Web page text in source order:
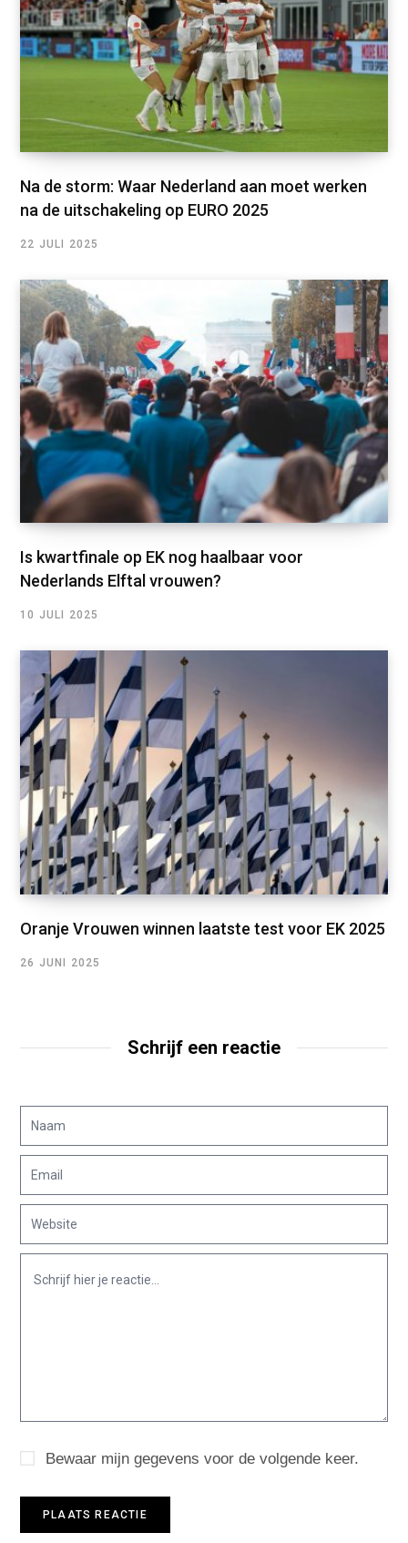
Na de storm: Waar Nederland aan moet werken
na de uitschakeling op EURO 2025
22 JULI 2025
Is kwartfinale op EK nog haalbaar voor
Nederlands Elftal vrouwen?
10 JULI 2025
Oranje Vrouwen winnen laatste test voor EK 2025
26 JUNI 2025
Schrijf een reactie
Bewaar mijn gegevens voor de volgende keer.